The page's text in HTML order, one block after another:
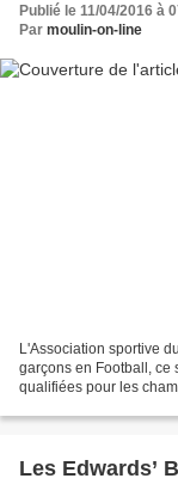
Publié le 11/04/2016 à
Par moulin-on-line
L'Association sportive
garçons en Football, ce
qualifiées pour les
Les Edwards’